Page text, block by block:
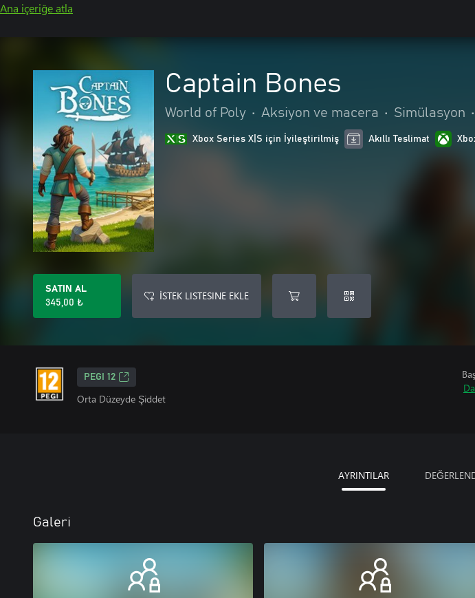
Ana içeriğe atla
Captain Bones
World of Poly • Aksiyon ve macera • Simülasyon •
Xbox Series X|S için İyileştirilmiş Akıllı Teslimat
SATIN AL
345,00 ₺
İSTEK LISTESINE EKLE
PEGI 12
Orta Düzeyde Şiddet
AYRINTILAR
Galeri